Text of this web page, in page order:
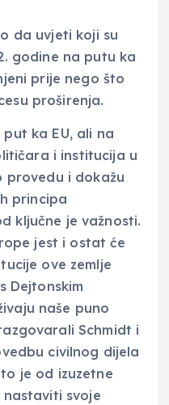
da uvjeti koji su
godine na putu ka
prije nego što
proširenja.
ka EU, ali na
i institucija u
provedu i dokažu
principa
ključne je važnosti.
jest i ostat će
ove zemlje
Dejtonskim
naše puno
Schmidt i
civilnog dijela
je od izuzetne
nastaviti svoje